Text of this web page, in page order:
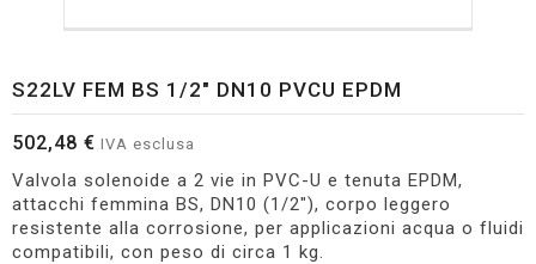
S22LV FEM BS 1/2" DN10 PVCU EPDM
502,48 € IVA esclusa
Valvola solenoide a 2 vie in PVC-U e tenuta EPDM,
attacchi femmina BS, DN10 (1/2"), corpo leggero
resistente alla corrosione, per applicazioni acqua o fluidi
compatibili, con peso di circa 1 kg.